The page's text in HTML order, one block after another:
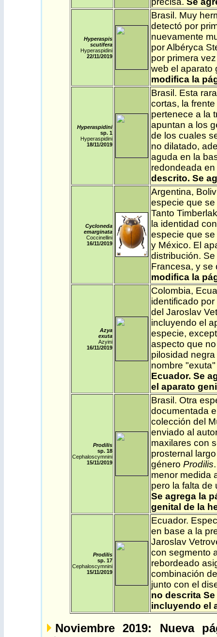
Hyperaspis
scutifera
Hyperaspidini
22/11/2019
Brasil . Muy
detectó por
nuevamente
por Albéryca
por primera
web el aparato
modifica la
Hyperaspidini
sp. 1
Hyperaspidini
18/11/2019
Brasil . Esta
cortas, la
pertenece a la
apuntan a los
de los cuales
no dilatado,
aguda en la
redondeada
descrito. Se
Cycloneda
emarginata
Coccinellini
16/11/2019
Argentina,
especie que
Tanto
la identidad
especie que
y México. El
distribución.
Francesa, y
modifica la
Azya
exuta
Azyini
16/11/2019
Colombia,
identificado
del Jaroslav
incluyendo el
especie,
aspecto que
pilosidad
nombre
Ecuador. Se
el aparato
Prodilis
sp. 18
Cephaloscymnini
15/11/2019
Brasil . Otra
documentada
colección del
enviado al
maxilares con
prosternal
género Prodilis
menor medida
pero la falta de
Se agrega la
genital de la
Prodilis
sp. 17
Cephaloscymnini
15/11/2019
Ecuador.
en base a la
Jaroslav
con segmento
rebordeado
combinación
junto con el
no descrita Se
incluyendo el
Noviembre 2019: Nueva